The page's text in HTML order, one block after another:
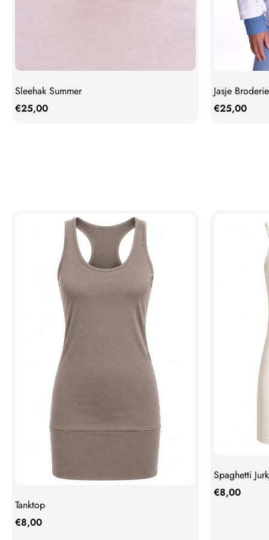
Sleehak Summer
€25,00
Jasje Broderie
€25,00
Tanktop
€8,00
Spaghetti
€8,00